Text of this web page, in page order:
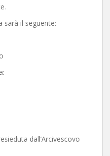
sarà il seguente:
dall’Arcivescovo